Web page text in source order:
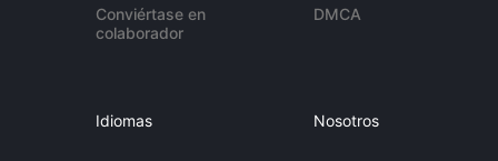
Conviértase en
colaborador
DMCA
Idiomas Nosotros